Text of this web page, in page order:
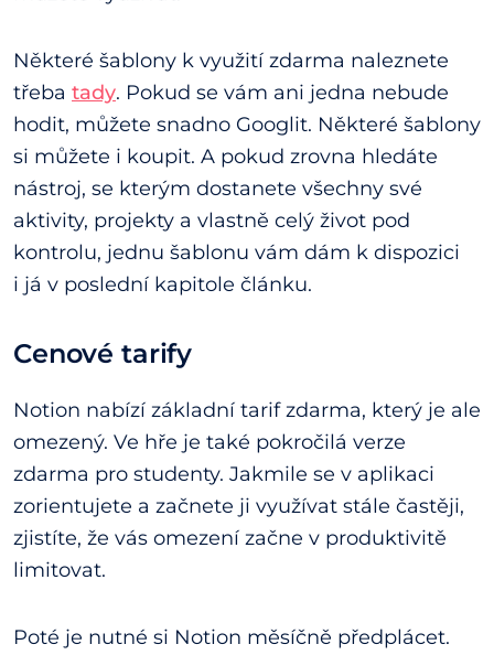
Některé šablony k využití zdarma naleznete
třeba tady. Pokud se vám ani jedna nebude
hodit, můžete snadno Googlit. Některé šablony
si můžete i koupit. A pokud zrovna hledáte
nástroj, se kterým dostanete všechny své
aktivity, projekty a vlastně celý život pod
kontrolu, jednu šablonu vám dám k dispozici
i já v poslední kapitole článku.
Cenové tarify
Notion nabízí základní tarif zdarma, který je ale
omezený. Ve hře je také pokročilá verze
zdarma pro studenty. Jakmile se v aplikaci
zorientujete a začnete ji využívat stále častěji,
zjistíte, že vás omezení začne v produktivitě
limitovat.
Poté je nutné si Notion měsíčně předplácet.